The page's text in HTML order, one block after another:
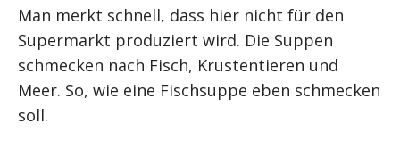
Man merkt schnell, dass hier nicht für den
Supermarkt produziert wird. Die Suppen
schmecken nach Fisch, Krustentieren und
Meer. So, wie eine Fischsuppe eben schmecken
soll.